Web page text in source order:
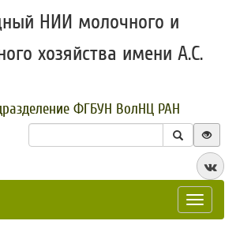
НИИ молочного и
хозяйства имени А.С.
ФГБУН ВолНЦ РАН
Toggle